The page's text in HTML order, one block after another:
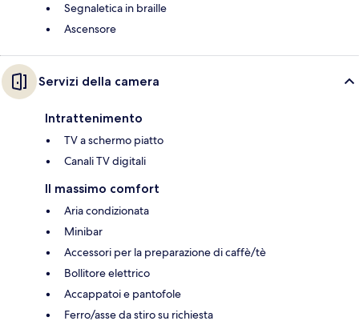
Segnaletica in braille
Ascensore
Servizi della camera
Intrattenimento
TV a schermo piatto
Canali TV digitali
Il massimo comfort
Aria condizionata
Minibar
Accessori per la preparazione di caffè/tè
Bollitore elettrico
Accappatoi e pantofole
Ferro/asse da stiro su richiesta